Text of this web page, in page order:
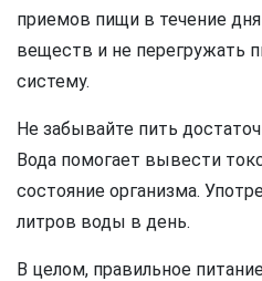
приемов пищи в течение
веществ и не перегружать
систему.
Не забывайте пить
Вода помогает вывести
состояние организма.
литров воды в день.
В целом, правильное